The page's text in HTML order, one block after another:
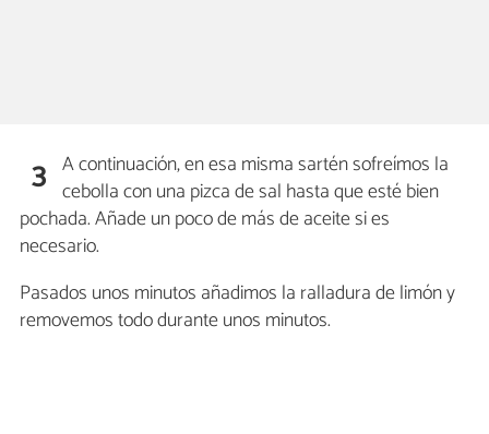
3 A continuación, en esa misma sartén sofreímos la
cebolla con una pizca de sal hasta que esté bien
pochada. Añade un poco de más de aceite si es
necesario.
Pasados unos minutos añadimos la ralladura de limón y
removemos todo durante unos minutos.